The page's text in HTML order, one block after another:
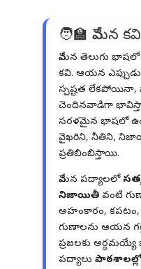
🧑‍🏫 వేమన
వేమన తెలుగు
కవి. ఆయన
స్పష్టత లేకపోయినా,
చెందినవాడిగా
సరళమైన భాషలో
వైఖరిని, నీతిని,
ప్రతిబింబిస్తాయి.
వేమన పద్యాలలో
నిజాయితీవంటి
అహంకారం, కపటం,
గుణాలను ఆయన
ప్రజలకు
పద్యాలు